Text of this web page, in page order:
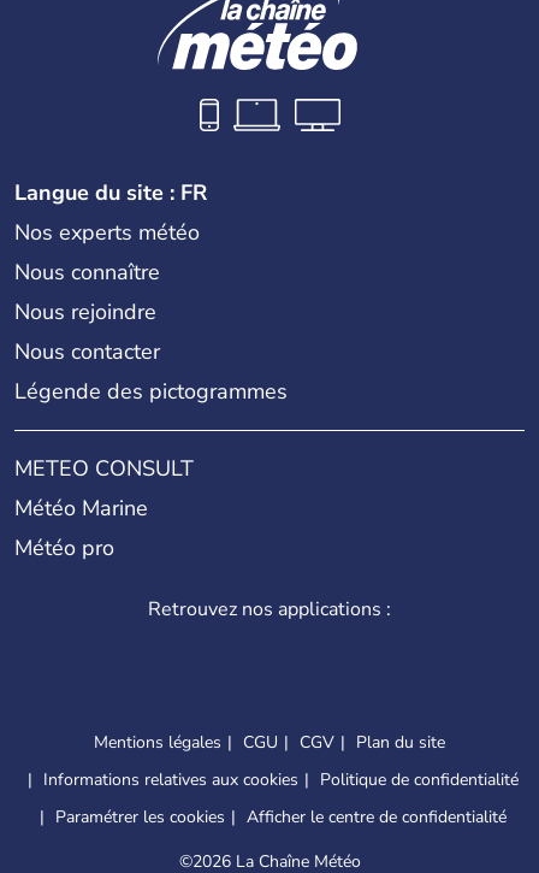
Langue du site : FR
Nos experts météo
Nous connaître
Nous rejoindre
Nous contacter
Légende des pictogrammes
METEO CONSULT
Météo Marine
Météo pro
Retrouvez nos applications :
Mentions légales CGU CGV
Plan du site
Informations relatives aux cookies
Politique de confidentialité
Paramétrer les cookies
Afficher le centre de confidentialité
©2026 La Chaîne Météo